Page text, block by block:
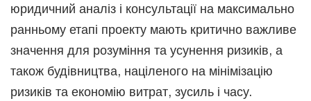
юридичний аналіз і консультації на максимально
ранньому етапі проекту мають критично важливе
значення для розуміння та усунення ризиків, а
також будівництва, націленого на мінімізацію
ризиків та економію витрат, зусиль і часу.